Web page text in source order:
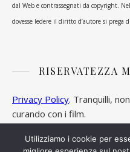
dal Web e contrassegnati da copyright.
dovesse ledere il diritto d’autore si
RISERVATEZZA
Privacy Policy. Tranquilli,
curando con i film.
Utilizziamo i cookie per